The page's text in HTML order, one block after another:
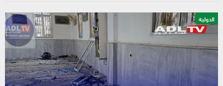
الدولية